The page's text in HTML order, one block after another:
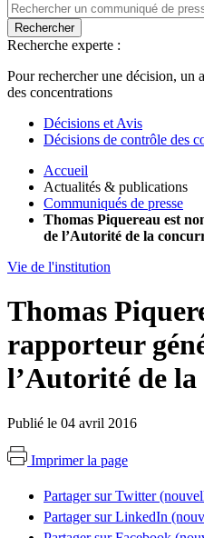
Rechercher
Recherche experte :
Pour rechercher une décision, un
des concentrations
Décisions et Avis
Décisions de contrôle des
Accueil
Actualités & publications
Communiqués de presse
Thomas Piquereau est
de l’Autorité de la
Vie de l'institution
Thomas
rapporteur
l’Autorité de la
Publié le 04 avril 2016
Imprimer la page
Partager sur Twitter
Partager sur LinkedIn